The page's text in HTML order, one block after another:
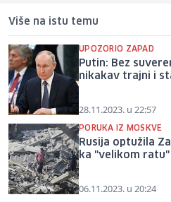
Više na istu temu
UPOZORIO ZAPAD
Putin: Bez
nikakav trajni i
28.11.2023. u 22:57
PORUKA IZ MOSKVE
Rusija optužila
ka "velikom ratu"
06.11.2023. u 20:24